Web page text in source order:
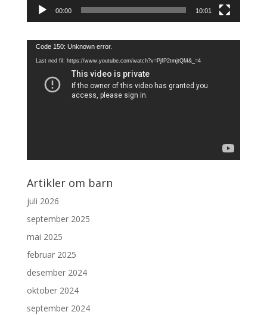
00:00 10:01
Videoavspiller
Code 150: Unknown error.
Last ned fil: https://www.youtube.com/watch?v=PjfP2tmjtQM&_=4
Artikler om barn
juli 2026
september 2025
mai 2025
februar 2025
desember 2024
oktober 2024
september 2024